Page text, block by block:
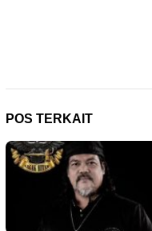
POS TERKAIT